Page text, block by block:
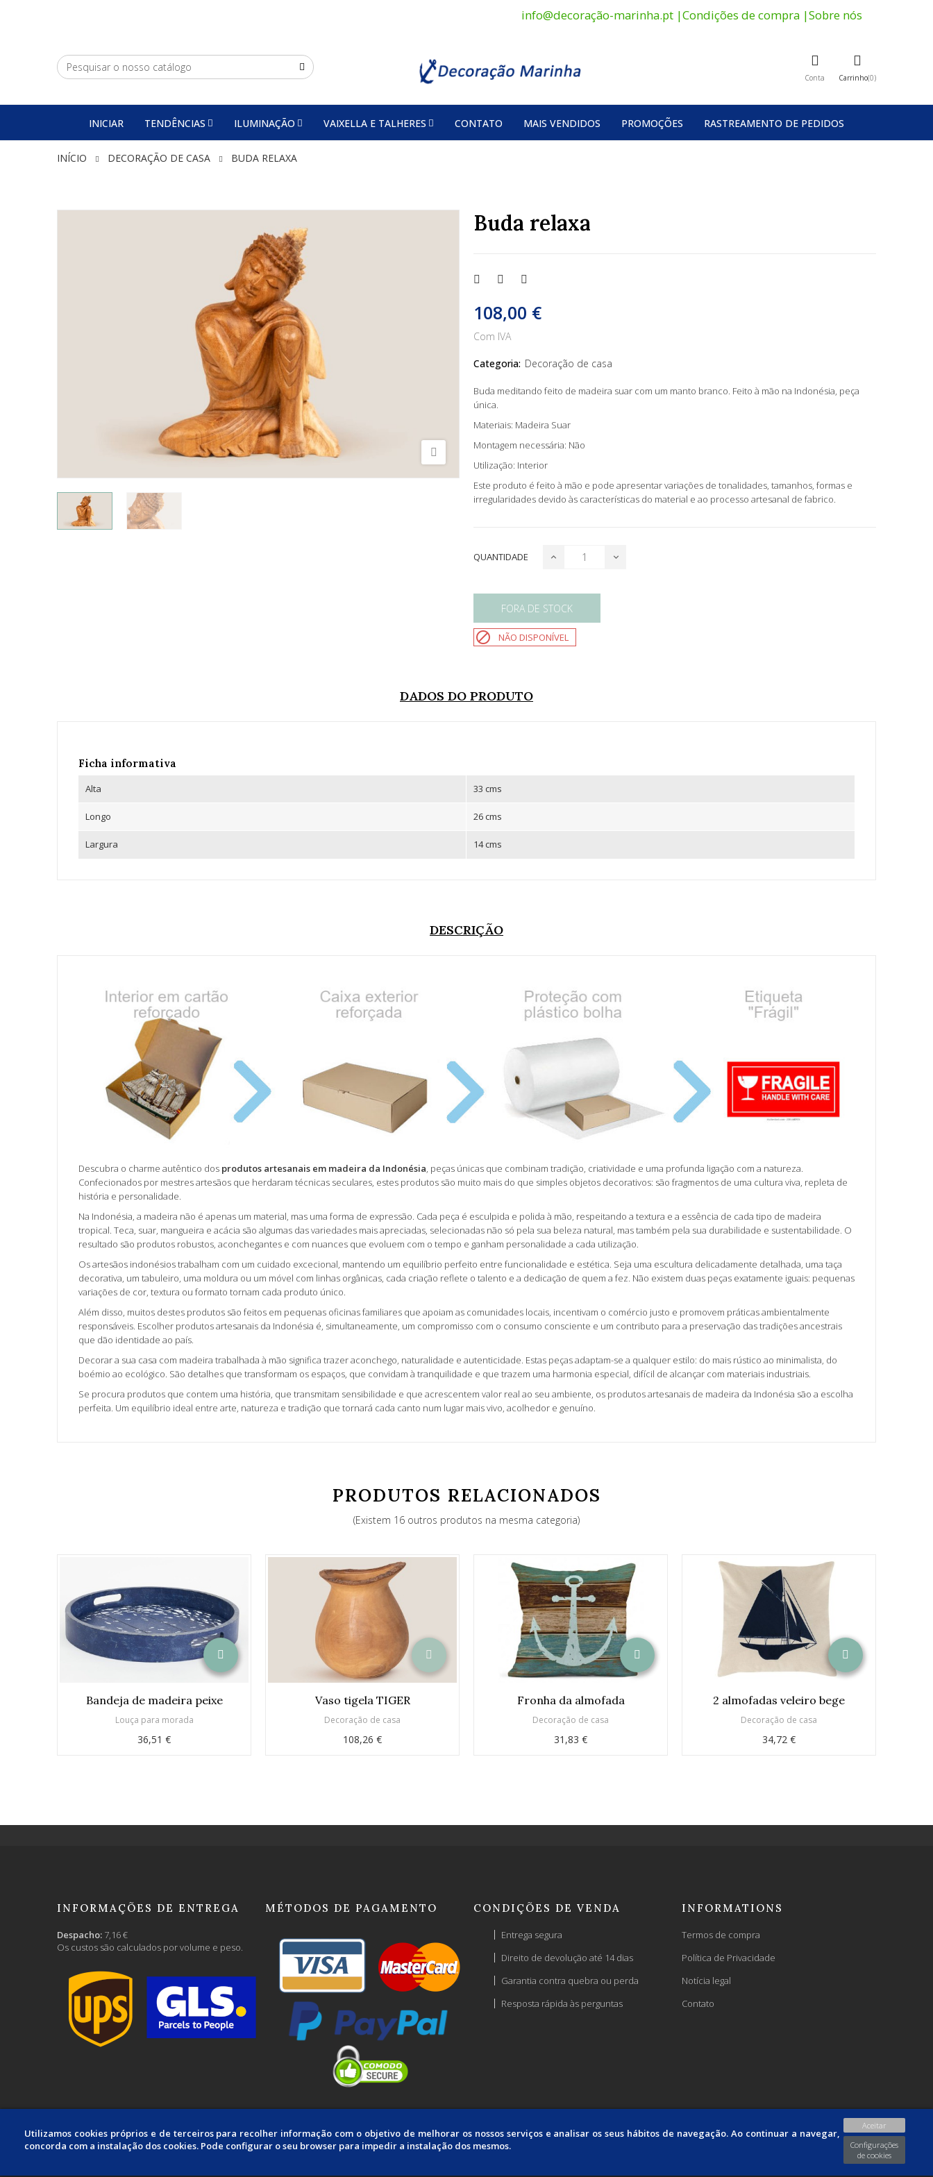
Utilizamos cookies próprios e de terceiros para recolher informação com o objetivo de melhorar os nossos serviços e analisar os seus hábitos de navegação. Ao continuar a navegar,
concorda com a instalação dos cookies. Pode configurar o seu browser para impedir a instalação dos mesmos.
Aceitar
Configurações
de cookies
info@decoração-marinha.pt |Condições de compra |Sobre nós
Conta Carrinho 0
INICIAR TENDÊNCIAS ILUMINAÇÃO VAIXELLA E TALHERES CONTATO MAIS VENDIDOS PROMOÇÕES RASTREAMENTO DE PEDIDOS
INÍCIO DECORAÇÃO DE CASA BUDA RELAXA
Buda relaxa
108,00 €
Com IVA
Categoria: Decoração de casa
Buda meditando feito de madeira suar com um manto branco. Feito à mão na Indonésia, peça
única.
Materiais: Madeira Suar
Montagem necessária: Não
Utilização: Interior
Este produto é feito à mão e pode apresentar variações de tonalidades, tamanhos, formas e
irregularidades devido às características do material e ao processo artesanal de fabrico.
QUANTIDADE
FORA DE STOCK
 NÃO DISPONÍVEL
DADOS DO PRODUTO
Ficha informativa
Alta 33 cms
Longo 26 cms
Largura 14 cms
DESCRIÇÃO
Descubra o charme autêntico dos produtos artesanais em madeira da Indonésia, peças únicas que combinam tradição, criatividade e uma profunda ligação com a natureza.
Confecionados por mestres artesãos que herdaram técnicas seculares, estes produtos são muito mais do que simples objetos decorativos: são fragmentos de uma cultura viva, repleta de
história e personalidade.
Na Indonésia, a madeira não é apenas um material, mas uma forma de expressão. Cada peça é esculpida e polida à mão, respeitando a textura e a essência de cada tipo de madeira
tropical. Teca, suar, mangueira e acácia são algumas das variedades mais apreciadas, selecionadas não só pela sua beleza natural, mas também pela sua durabilidade e sustentabilidade. O
resultado são produtos robustos, aconchegantes e com nuances que evoluem com o tempo e ganham personalidade a cada utilização.
Os artesãos indonésios trabalham com um cuidado excecional, mantendo um equilíbrio perfeito entre funcionalidade e estética. Seja uma escultura delicadamente detalhada, uma taça
decorativa, um tabuleiro, uma moldura ou um móvel com linhas orgânicas, cada criação reflete o talento e a dedicação de quem a fez. Não existem duas peças exatamente iguais: pequenas
variações de cor, textura ou formato tornam cada produto único.
Além disso, muitos destes produtos são feitos em pequenas oficinas familiares que apoiam as comunidades locais, incentivam o comércio justo e promovem práticas ambientalmente
responsáveis. Escolher produtos artesanais da Indonésia é, simultaneamente, um compromisso com o consumo consciente e um contributo para a preservação das tradições ancestrais
que dão identidade ao país.
Decorar a sua casa com madeira trabalhada à mão significa trazer aconchego, naturalidade e autenticidade. Estas peças adaptam-se a qualquer estilo: do mais rústico ao minimalista, do
boémio ao ecológico. São detalhes que transformam os espaços, que convidam à tranquilidade e que trazem uma harmonia especial, difícil de alcançar com materiais industriais.
Se procura produtos que contem uma história, que transmitam sensibilidade e que acrescentem valor real ao seu ambiente, os produtos artesanais de madeira da Indonésia são a escolha
perfeita. Um equilíbrio ideal entre arte, natureza e tradição que tornará cada canto num lugar mais vivo, acolhedor e genuíno.
PRODUTOS RELACIONADOS
(Existem 16 outros produtos na mesma categoria)
Bandeja de madeira peixe
Louça para morada
36,51 €
Vaso tigela TIGER
Decoração de casa
108,26 €
Fronha da almofada
Decoração de casa
31,83 €
2 almofadas veleiro bege
Decoração de casa
34,72 €
INFORMAÇÕES DE ENTREGA
Despacho: 7,16 €
Os custos são calculados por volume e peso.
MÉTODOS DE PAGAMENTO CONDIÇÕES DE VENDA
Entrega segura
Direito de devolução até 14 dias
Garantia contra quebra ou perda
Resposta rápida às perguntas
INFORMATIONS
Termos de compra
Política de Privacidade
Notícia legal
Contato